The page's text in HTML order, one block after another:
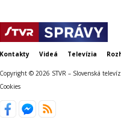
Kontakty Videá Televízia
Copyright © 2026 STVR – Slovenská
Cookies